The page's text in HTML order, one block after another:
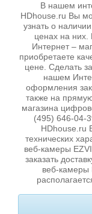
В нашем
HDhouse.ru Вы
узнать о
ценах на
Интернет –
приобретаете
цене. Сделать
нашем
оформления
также на
магазина
(495) 646-04-
HDhouse.ru
технических
веб-камеры
заказать
веб-камеры